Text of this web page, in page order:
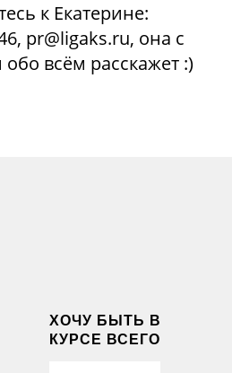
к Екатерине:
pr@ligaks.ru, она с
всём расскажет :)
ХОЧУ БЫТЬ В
КУРСЕ ВСЕГО